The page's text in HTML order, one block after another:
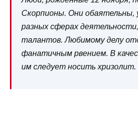
Скорпионы. Они обаятельны,
разных сферах
талантов. Любимому делу
фанатичным рвением. В
им следует носить хризолит.